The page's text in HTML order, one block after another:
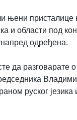
њени присталице
и области под
одређена.
да разговарате
руског